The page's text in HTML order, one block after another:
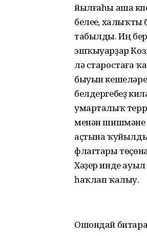
йылғаһы аша
белеүе,
табылды. Иң
эшҡыуарҙар
лә старостаға
быуын
белдергебеҙ
умарталыҡ
менән шишмәне
аҫтына
флагтары
Хәҙер инде
һаҡлап ҡалыу.
Ошондай